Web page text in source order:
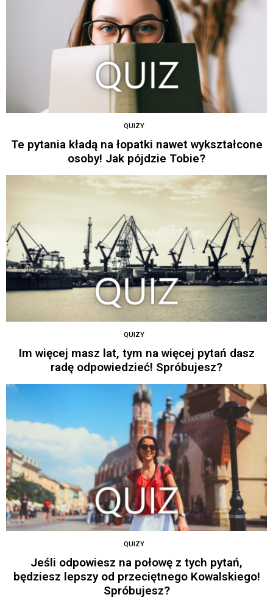
QUIZY
Te pytania kładą na łopatki nawet wykształcone
osoby! Jak pójdzie Tobie?
QUIZY
Im więcej masz lat, tym na więcej pytań dasz
radę odpowiedzieć! Spróbujesz?
QUIZY
Jeśli odpowiesz na połowę z tych pytań,
będziesz lepszy od przeciętnego Kowalskiego!
Spróbujesz?